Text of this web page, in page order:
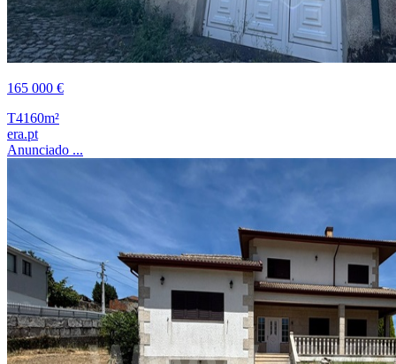
165 000 €
T4160m²
era.pt
Anunciado ...